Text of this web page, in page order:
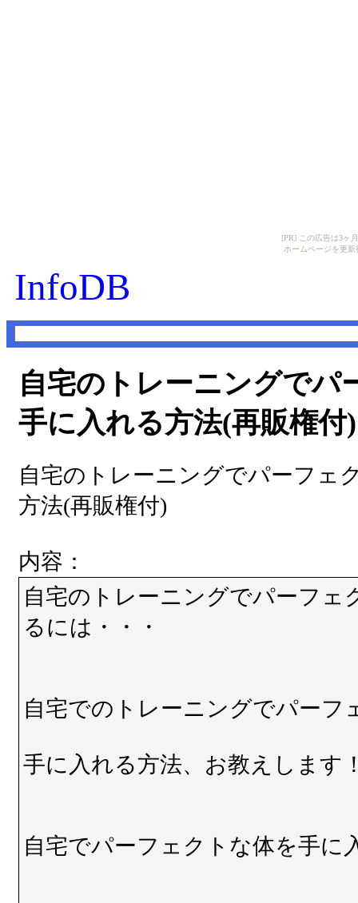
[PR] この広告は3ヶ
ホームページを更
InfoDB
自宅のトレーニングでパ
手に入れる方法(再販権付)
自宅のトレーニングでパーフェ
方法(再販権付)
内容：
自宅のトレーニングでパーフェ
るには・・・
自宅でのトレーニングでパーフ
手に入れる方法、お教えします
自宅でパーフェクトな体を手に